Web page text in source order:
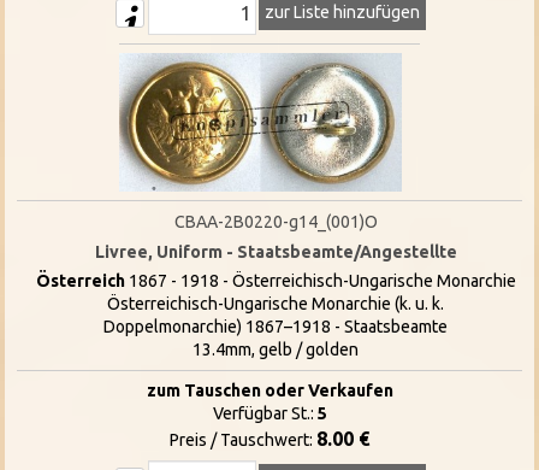
zur Liste hinzufügen
CBAA-2B0220-g14_(001)O
Livree, Uniform - Staatsbeamte/Angestellte
Österreich1867 - 1918 - Österreichisch-Ungarische Monarchie
Österreichisch-Ungarische Monarchie (k. u. k.
Doppelmonarchie) 1867–1918 - Staatsbeamte
13.4mm, gelb / golden
zum Tauschen oder Verkaufen
Verfügbar St.: 5
Preis / Tauschwert: 8.00 €